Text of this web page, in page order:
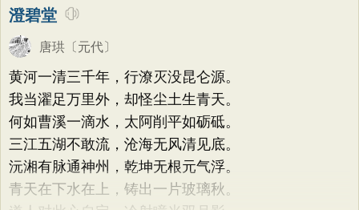
澄碧堂
唐珙 〔元代〕
黄河一清三千年，行潦灭没昆仑源。
我当濯足万里外，却怪尘土生青天。
何如曹溪一滴水，太阿削平如砺砥。
三江五湖不敢流，沧海无风清见底。
沅湘有脉通神州，乾坤无根元气浮。
青天在下水在上，铸出一片玻璃秋。